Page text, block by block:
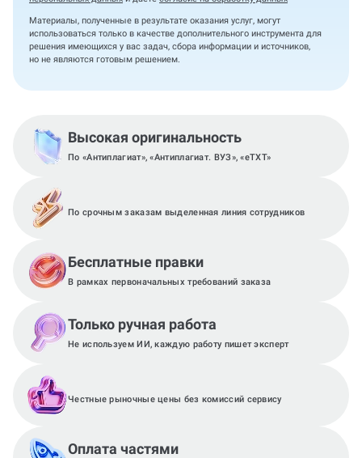
Материалы, полученные в результате оказания услуг, могут
использоваться только в качестве дополнительного инструмента для
решения имеющихся у вас задач, сбора информации и источников,
но не являются готовым решением.
Высокая оригинальность
По «Антиплагиат», «Антиплагиат. ВУЗ», «eTXT»
По срочным заказам выделенная линия сотрудников
Бесплатные правки
В рамках первоначальных требований заказа
Только ручная работа
Не используем ИИ, каждую работу пишет эксперт
Честные рыночные цены без комиссий сервису
Оплата частями